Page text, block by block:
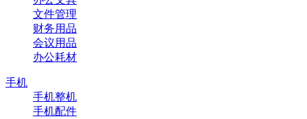
文件管理
财务用品
会议用品
办公耗材
手机
手机整机
手机配件